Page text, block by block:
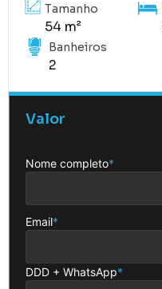
Tamanho
54 m²
Banheiros
2
Valor
Nome completo*
Email*
DDD + WhatsApp*